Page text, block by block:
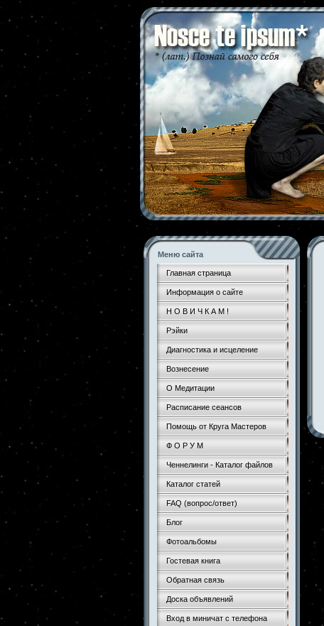
Меню сайта
Главная страница
Информация о сайте
Н О В И Ч К А М !
Рэйки
Диагностика и исцеление
Вознесение
О Медитации
Расписание сеансов
Помощь от Круга Мастеров
Ф О Р У М
Ченнелинги - Каталог файлов
Каталог статей
FAQ (вопрос/ответ)
Блог
Фотоальбомы
Гостевая книга
Обратная связь
Доска объявлений
Вход в миничат с телефона